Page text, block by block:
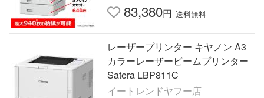
83,380円 送料無料
レーザープリンター キヤノン A3
カラーレーザービームプリンター
Satera LBP811C
イートレンドヤフー店